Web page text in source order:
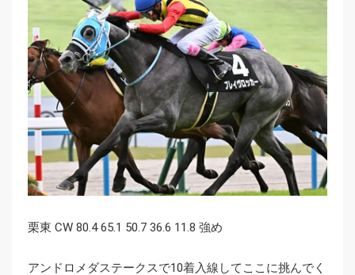
栗東 CW 80.4 65.1 50.7 36.6 11.8 強め
アンドロメダステークスで10着入線してここに挑んでく